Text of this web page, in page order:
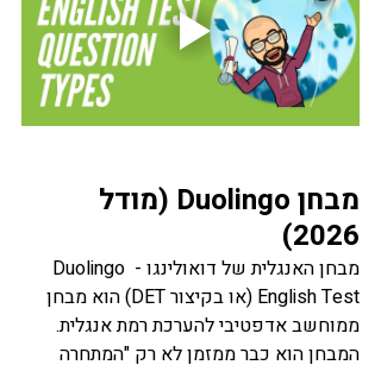
מבחן Duolingo (מודל
2026)
מבחן האנגלית של דואולינגו - Duolingo
English Test (או בקיצור DET) הוא מבחן
ממוחשב אדפטיבי להערכת רמת אנגלית.
המבחן הוא כבר ממזמן לא רק "המתחרה